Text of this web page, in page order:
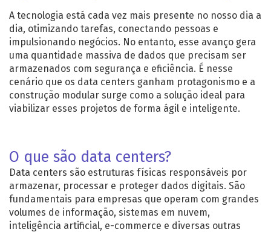
A tecnologia está cada vez mais presente no nosso dia a
dia, otimizando tarefas, conectando pessoas e
impulsionando negócios. No entanto, esse avanço gera
uma quantidade massiva de dados que precisam ser
armazenados com segurança e eficiência. É nesse
cenário que os data centers ganham protagonismo e a
construção modular surge como a solução ideal para
viabilizar esses projetos de forma ágil e inteligente.
O que são data centers?
Data centers são estruturas físicas responsáveis por
armazenar, processar e proteger dados digitais. São
fundamentais para empresas que operam com grandes
volumes de informação, sistemas em nuvem,
inteligência artificial, e-commerce e diversas outras